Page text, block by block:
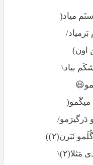
میاد(
اون)
بیاد\
میگَمو(
دَرگیرَمو/
نَبَرن(۲))